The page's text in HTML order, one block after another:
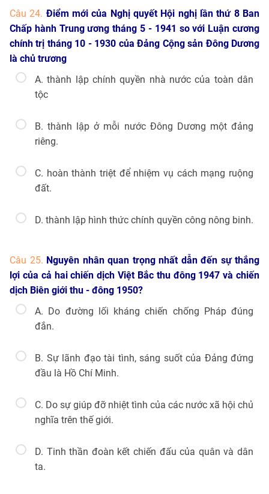
Câu 24.Điểm mới của Nghị quyết Hội nghị lần thứ 8 Ban
Chấp hành Trung ương tháng 5 - 1941 so với Luận cương
chính trị tháng 10 - 1930 của Đảng Cộng sản Đông Dương
là chủ trương
A. thành lập chính quyền nhà nước của toàn dân
tộc
B. thành lập ở mỗi nước Đông Dương một đảng
riêng.
C. hoàn thành triệt để nhiệm vụ cách mạng ruộng
đất.
D. thành lập hình thức chính quyền công nông binh.
Câu 25. Nguyên nhân quan trọng nhất dẫn đến sự thắng
lợi của cả hai chiến dịch Việt Bắc thu đông 1947 và chiến
dịch Biên giới thu - đông 1950?
A. Do đường lối kháng chiến chống Pháp đúng
đắn.
B. Sự lãnh đạo tài tình, sáng suốt của Đảng đứng
đầu là Hồ Chí Minh.
C. Do sự giúp đỡ nhiệt tình của các nước xã hội chủ
nghĩa trên thế giới.
D. Tinh thần đoàn kết chiến đấu của quân và dân
ta.